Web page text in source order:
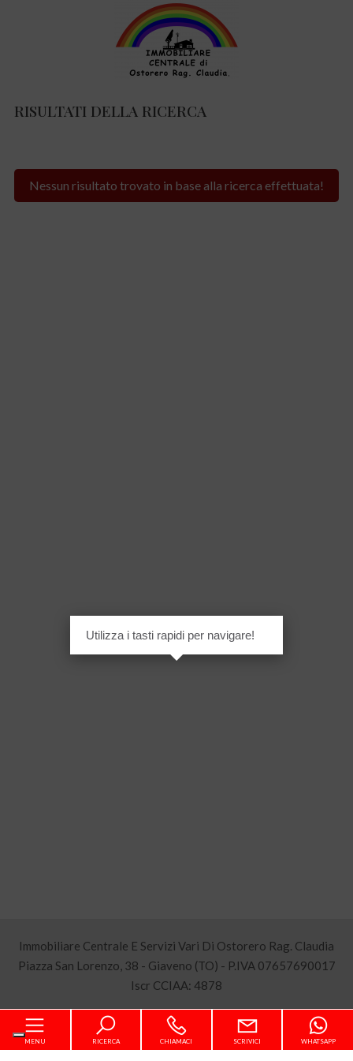
RISULTATI DELLA RICERCA
Nessun risultato trovato in base alla ricerca effettuata!
Immobiliare Centrale E Servizi Vari Di Ostorero Rag. Claudia
Piazza San Lorenzo, 38 - Giaveno (TO) - P.IVA 07657690017
Iscr CCIAA: 4878
Sitemap
MENU RICERCA CHIAMACI SCRIVICI WHATSAPP
Utilizza i tasti rapidi per navigare!